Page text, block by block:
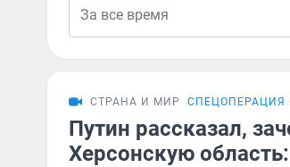
СТРАНА И МИР СПЕЦОПЕРАЦИЯ
Путин рассказал,
Херсонскую